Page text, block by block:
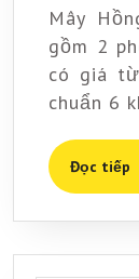
Mây
gồm 2
có giá
chuẩn 6
Đọc tiếp